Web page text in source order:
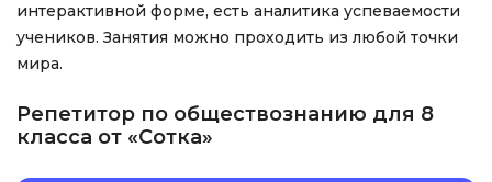
интерактивной форме, есть аналитика успеваемости
учеников. Занятия можно проходить из любой точки
мира.
Репетитор по обществознанию для 8
класса от «Сотка»